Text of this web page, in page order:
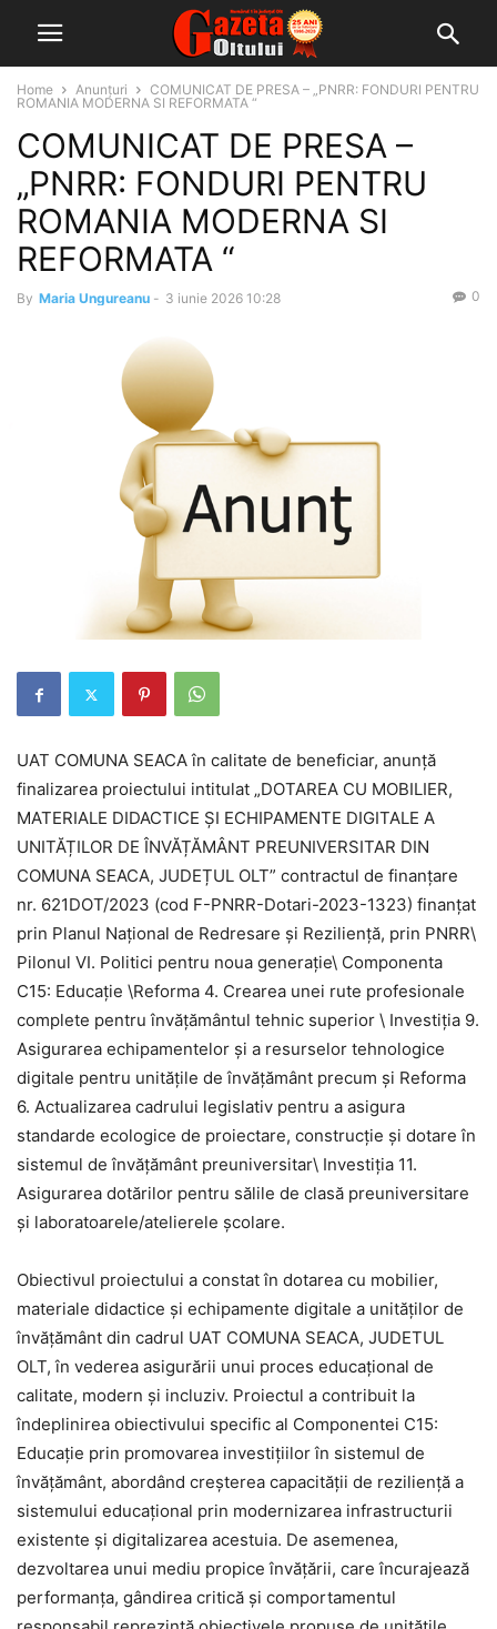
Home Anunțuri
COMUNICAT DE PRESA – „PNRR: FONDURI PENTRU
ROMANIA MODERNA SI REFORMATA “
COMUNICAT DE PRESA –
„PNRR: FONDURI PENTRU
ROMANIA MODERNA SI
REFORMATA “
By Maria Ungureanu - 3 iunie 2026 10:28 0
UAT COMUNA SEACA în calitate de beneficiar, anunță
finalizarea proiectului intitulat „DOTAREA CU MOBILIER,
MATERIALE DIDACTICE ȘI ECHIPAMENTE DIGITALE A
UNITĂȚILOR DE ÎNVĂȚĂMÂNT PREUNIVERSITAR DIN
COMUNA SEACA, JUDEȚUL OLT” contractul de finanțare
nr. 621DOT/2023 (cod F-PNRR-Dotari-2023-1323) finanțat
prin Planul Național de Redresare și Reziliență, prin PNRR\
Pilonul VI. Politici pentru noua generație\ Componenta
C15: Educație \Reforma 4. Crearea unei rute profesionale
complete pentru învățământul tehnic superior \ Investiția 9.
Asigurarea echipamentelor și a resurselor tehnologice
digitale pentru unitățile de învățământ precum și Reforma
6. Actualizarea cadrului legislativ pentru a asigura
standarde ecologice de proiectare, construcție și dotare în
sistemul de învățământ preuniversitar\ Investiția 11.
Asigurarea dotărilor pentru sălile de clasă preuniversitare
și laboratoarele/atelierele școlare.
Obiectivul proiectului a constat în dotarea cu mobilier,
materiale didactice şi echipamente digitale a unităţilor de
învăţământ din cadrul UAT COMUNA SEACA, JUDETUL
OLT, în vederea asigurării unui proces educaţional de
calitate, modern şi incluziv. Proiectul a contribuit la
îndeplinirea obiectivului specific al Componentei C15:
Educaţie prin promovarea investiţiilor în sistemul de
învăţământ, abordând creşterea capacităţii de rezilienţă a
sistemului educaţional prin modernizarea infrastructurii
existente şi digitalizarea acestuia. De asemenea,
dezvoltarea unui mediu propice învăţării, care încurajează
performanţa, gândirea critică şi comportamentul